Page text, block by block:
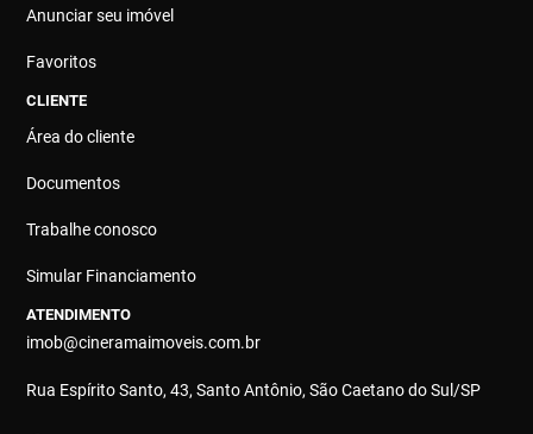
Anunciar seu imóvel
Favoritos
CLIENTE
Área do cliente
Documentos
Trabalhe conosco
Simular Financiamento
ATENDIMENTO
imob@cineramaimoveis.com.br
Rua Espírito Santo, 43, Santo Antônio, São Caetano do Sul/SP